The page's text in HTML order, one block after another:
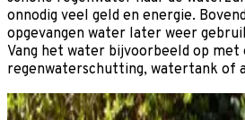
onnodig veel geld en energie.
opgevangen water later weer
Vang het water bijvoorbeeld op met
regenwaterschutting, watertank of